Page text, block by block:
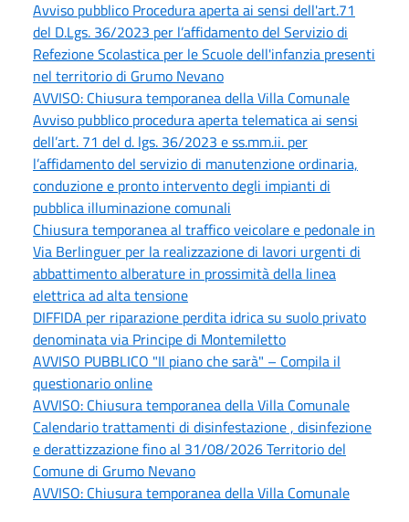
Avviso pubblico Procedura aperta ai sensi dell'art.71
del D.Lgs. 36/2023 per l’affidamento del Servizio di
Refezione Scolastica per le Scuole dell'infanzia presenti
nel territorio di Grumo Nevano
AVVISO: Chiusura temporanea della Villa Comunale
Avviso pubblico procedura aperta telematica ai sensi
dell’art. 71 del d. lgs. 36/2023 e ss.mm.ii. per
l’affidamento del servizio di manutenzione ordinaria,
conduzione e pronto intervento degli impianti di
pubblica illuminazione comunali
Chiusura temporanea al traffico veicolare e pedonale in
Via Berlinguer per la realizzazione di lavori urgenti di
abbattimento alberature in prossimità della linea
elettrica ad alta tensione
DIFFIDA per riparazione perdita idrica su suolo privato
denominata via Principe di Montemiletto
AVVISO PUBBLICO "Il piano che sarà" – Compila il
questionario online
AVVISO: Chiusura temporanea della Villa Comunale
Calendario trattamenti di disinfestazione , disinfezione
e derattizzazione fino al 31/08/2026 Territorio del
Comune di Grumo Nevano
AVVISO: Chiusura temporanea della Villa Comunale